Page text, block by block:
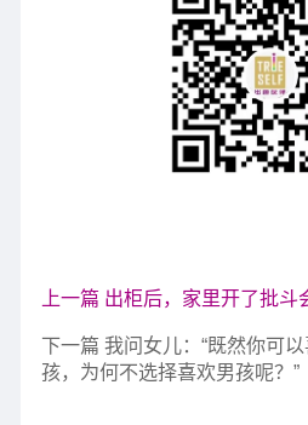
上一篇 出柜后，家里开了批斗
下一篇 我问女儿：“既然你可
孩，为何不选择喜欢男孩呢？”